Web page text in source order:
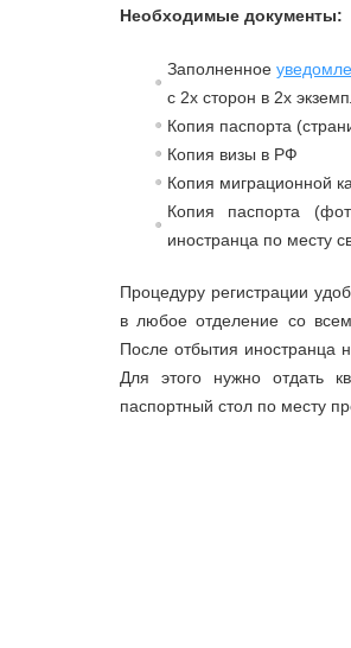
Необходимые документы:
Заполненное
с 2х сторон в 2х
Копия паспорта
Копия визы в РФ
Копия миграционной
Копия паспорта
иностранца по месту
Процедуру регистрации
в любое отделение со
После отбытия иностранца
Для этого нужно отдать
паспортный стол по месту